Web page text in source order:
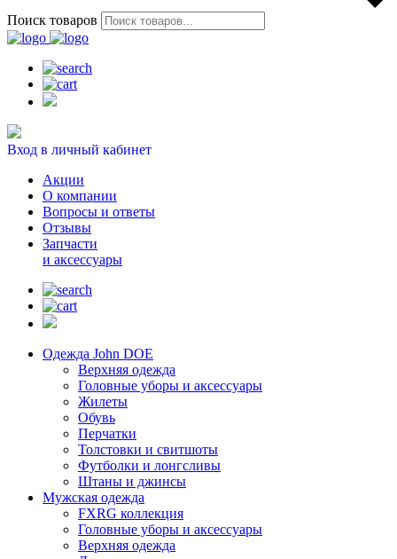
Поиск товаров
Вход в личный кабинет
Акции
О компании
Вопросы и ответы
Отзывы
Запчасти
и аксессуары
Одежда John DOE
Верхняя одежда
Головные уборы и аксессуары
Жилеты
Обувь
Перчатки
Толстовки и свитшоты
Футболки и лонгсливы
Штаны и джинсы
Мужская одежда
FXRG коллекция
Головные уборы и аксессуары
Верхняя одежда